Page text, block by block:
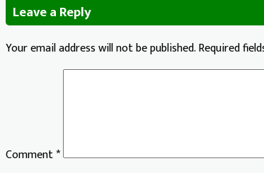
Leave a Reply
Your email address will not be published.Required
Comment*